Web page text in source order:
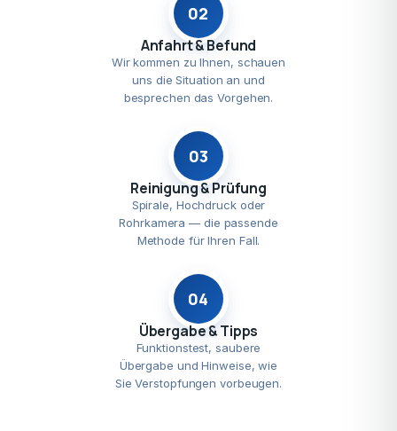
02
Anfahrt & Befund
Wir kommen zu Ihnen, schauen
uns die Situation an und
besprechen das Vorgehen.
03
Reinigung & Prüfung
Spirale, Hochdruck oder
Rohrkamera — die passende
Methode für Ihren Fall.
04
Übergabe & Tipps
Funktionstest, saubere
Übergabe und Hinweise, wie
Sie Verstopfungen vorbeugen.